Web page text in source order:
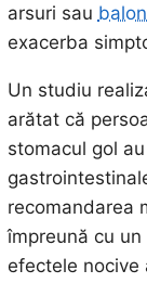
arsuri sau
exacerba
Un studiu
arătat că
stomacul gol
recomandarea
împreună cu
efectele nocive